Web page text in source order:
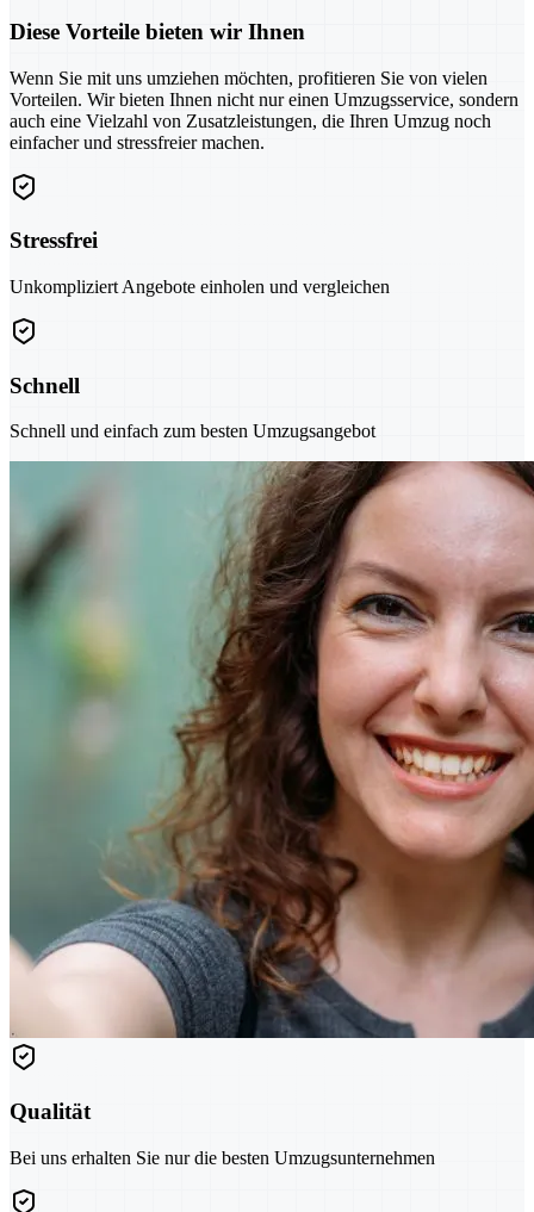
Diese Vorteile bieten wir Ihnen
Wenn Sie mit uns umziehen möchten, profitieren Sie von vielen
Vorteilen. Wir bieten Ihnen nicht nur einen Umzugsservice, sondern
auch eine Vielzahl von Zusatzleistungen, die Ihren Umzug noch
einfacher und stressfreier machen.
Stressfrei
Unkompliziert Angebote einholen und vergleichen
Schnell
Schnell und einfach zum besten Umzugsangebot
Qualität
Bei uns erhalten Sie nur die besten Umzugsunternehmen